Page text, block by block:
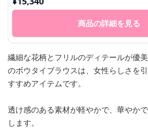
商品の詳細を見る
繊細な花柄とフリルのディテールが優
のボウタイブラウスは、女性らしさを
すすめアイテムです。
透け感のある素材が軽やかで、華やか
します。